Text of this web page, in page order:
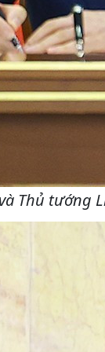
Thủ tướng